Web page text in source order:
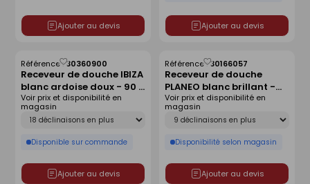
Ajouter au devis Ajouter au devis
Receveur de douche IBIZA
blanc ardoise doux - 90 x
120 cm
Référence :30360900
Déclinaison
Disponible sur commande
Voir prix et disponibilité en
magasin
Ajouter au devis
Enregistrer
comme
liste
Receveur de douche
PLANEO blanc brillant -
90 x 90 cm
Référence :30166057
Déclinaison
Disponibilité selon magasin
Voir prix et disponibilité en
magasin
Ajouter au devis
Enregistrer
comme
liste